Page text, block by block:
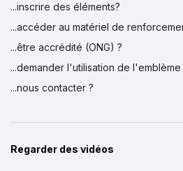
...inscrire des éléments?
...accéder au matériel de
...être accrédité (ONG) ?
...demander l'utilisation de l'emblème
...nous contacter ?
Regarder des vidéos